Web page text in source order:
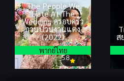
The People We
Hate At The
Wedding ครอบครัว
กวนป่วนงานแต่ง
(2022)
5.8
พากย์ไทย
ส